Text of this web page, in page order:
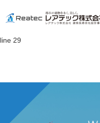
Warning: Attempt to read
/home/users/web12/0/5/
line 29